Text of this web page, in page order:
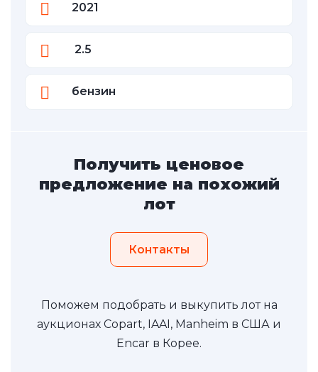
2021
2.5
бензин
Получить ценовое
предложение на похожий
лот
Контакты
Поможем подобрать и выкупить лот на
аукционах Copart, IAAI, Manheim в США и
Encar в Корее.